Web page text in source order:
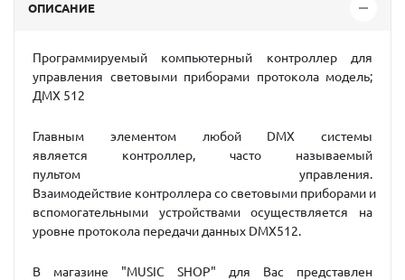
ОПИСАНИЕ
Программируемый компьютерный контроллер для
управления световыми приборами протокола модель;
ДМХ 512
Главным элементом любой DMX системы
является контроллер, часто называемый
пультом управления.
Взаимодействие контроллера со световыми приборами и
вспомогательными устройствами осуществляется на
уровне протокола передачи данных DMX512.
В магазине "MUSIC SHOP" для Вас представлен